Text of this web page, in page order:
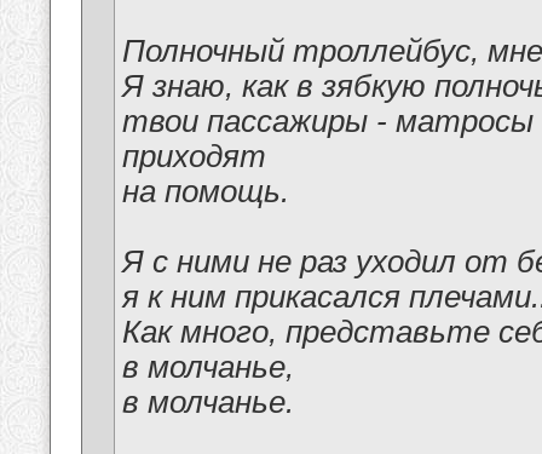
Полночный троллейбус,
Я знаю, как в зябкую
твои пассажиры - матросы
приходят
на помощь.
Я с ними не раз уходил от
я к ним прикасался
Как много, представьте
в молчанье,
в молчанье.